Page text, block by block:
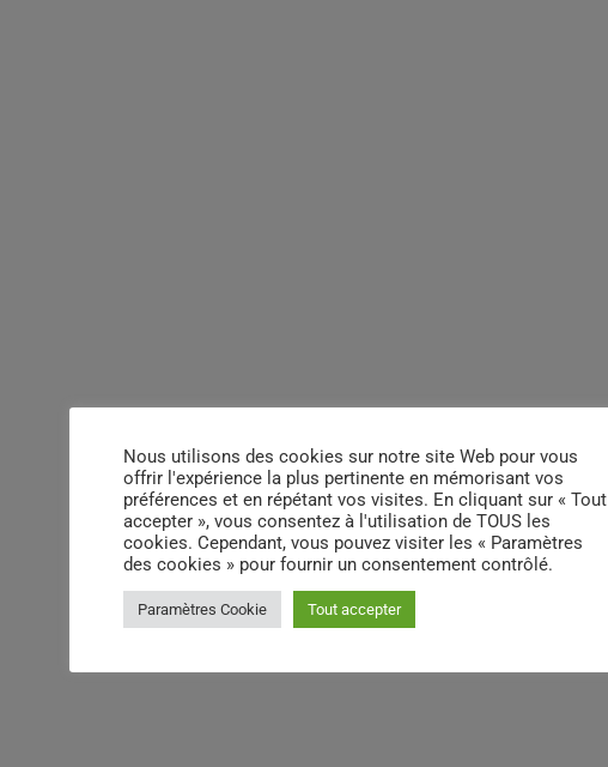
Nous utilisons des cookies sur notre site Web pour vous
offrir l'expérience la plus pertinente en mémorisant vos
préférences et en répétant vos visites. En cliquant sur « Tout
accepter », vous consentez à l'utilisation de TOUS les
cookies. Cependant, vous pouvez visiter les « Paramètres
des cookies » pour fournir un consentement contrôlé.
Paramètres Cookie Tout accepter